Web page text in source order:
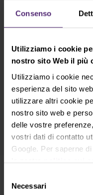
Consenso
Utilizziamo i cookie
nostro sito Web il più
Utilizziamo i cookie
esperienza del sito
utilizzare altri cookie
nostro sito web e
delle vostre
vostri dati di contatto
Google. Per saperne
la nostrapolitica sui
delNecessari
Cosa c'è
Shot,
* Riconosco e accetto
marketing e di
politica sulle
sui rischi